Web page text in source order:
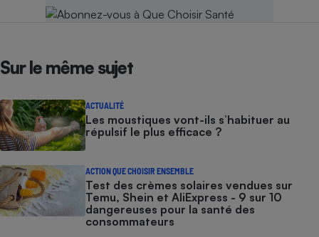
Sur le même sujet
ACTUALITÉ
Les moustiques vont-ils s’habituer au
répulsif le plus efficace ?
ACTION QUE CHOISIR ENSEMBLE
Test des crèmes solaires vendues sur
Temu, Shein et AliExpress - 9 sur 10
dangereuses pour la santé des
consommateurs